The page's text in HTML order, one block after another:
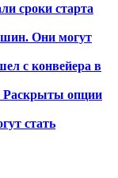
сроки старта
Они могут
с конвейера в
Раскрыты опции
стать